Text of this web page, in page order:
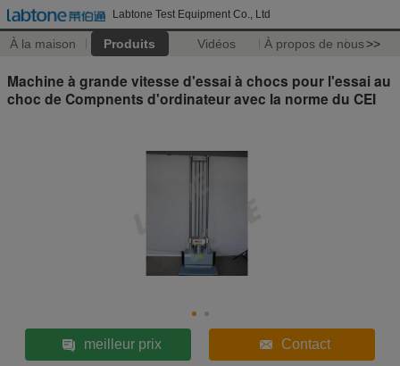
Labtone Test Equipment Co., Ltd
À la maison Produits Vidéos À propos de nous>>
Machine à grande vitesse d'essai à chocs pour l'essai au
choc de Compnents d'ordinateur avec la norme du CEI
meilleur prix Contact